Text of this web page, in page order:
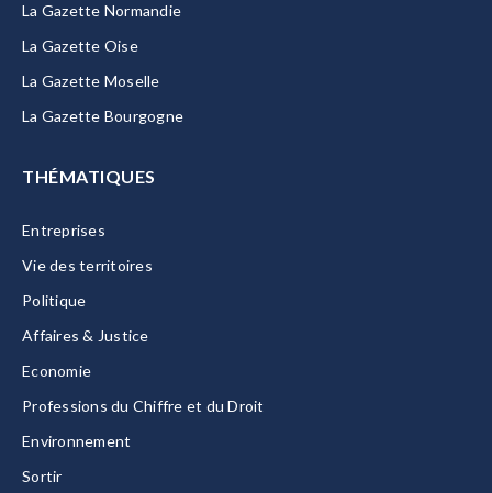
La Gazette Normandie
La Gazette Oise
La Gazette Moselle
La Gazette Bourgogne
THÉMATIQUES
Entreprises
Vie des territoires
Politique
Affaires & Justice
Economie
Professions du Chiffre et du Droit
Environnement
Sortir